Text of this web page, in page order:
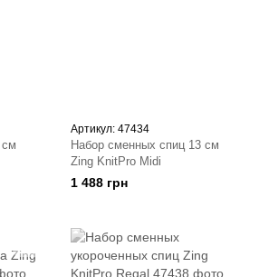
Артикул: 47434
Набор сменных спиц 13 см
Zing KnitPro Midi
1 488 грн